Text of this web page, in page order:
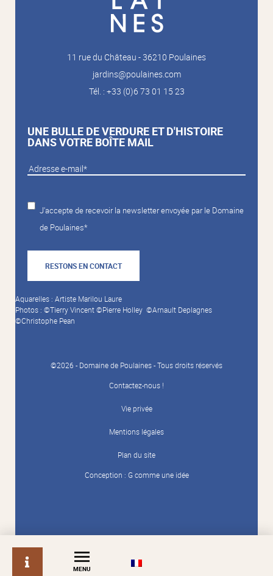
info
MENU
11 rue du Château - 36210 Poulaines
jardins@poulaines.com
Tél. : +33 (0)6 73 01 15 23
UNE BULLE DE VERDURE ET D'HISTOIRE
DANS VOTRE BOÎTE MAIL
J'accepte de recevoir la newsletter envoyée par le Domaine
de Poulaines*
RESTONS EN CONTACT
Aquarelles : Artiste Marilou Laure
Photos : ©Tierry Vincent ©Pierre Holley ©Arnault Deplagnes
©Christophe Pean
©2026 - Domaine de Poulaines - Tous droits réservés
Contactez-nous !
Vie privée
Mentions légales
Plan du site
Conception : G comme une idée